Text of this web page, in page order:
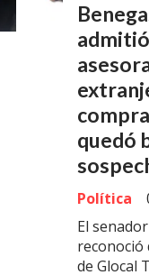
quedó
Política
El
reconoció
de Glocal